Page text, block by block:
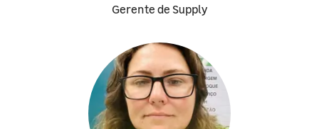
Gerente de Supply